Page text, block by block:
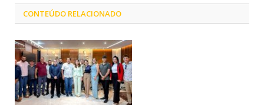
CONTEÚDO RELACIONADO